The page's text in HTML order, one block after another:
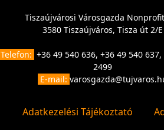
Tiszaújvárosi Városgazda
3580 Tiszaújváros, Tisza út 2/E
Telefon: +36 49 540 636, +36 49 540
2499
E-mail:
Adatkezelési Tájékoztató